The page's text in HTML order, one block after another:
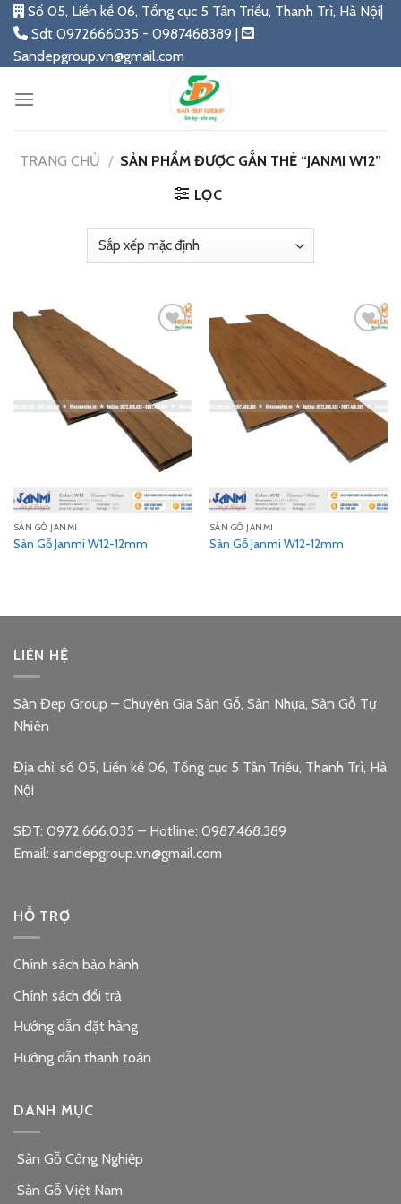
Skip
content
Số 05, Liền kề 06, Tổng cục 5 Tân Triều, Thanh Trì, Hà Nội|
Sdt 0972666035 - 0987468389 |
Sandepgroup.vn@gmail.com
TRANG CHỦ / SẢN PHẨM ĐƯỢC GẮN THẺ “JANMI W12”
LỌC
wishlist
SÀN GỖ JANMI
Sàn Gỗ Janmi W12-12mm
wishlist
SÀN GỖ JANMI
Sàn Gỗ Janmi W12-12mm
LIÊN HỆ
Sàn Đẹp Group – Chuyên Gia Sàn Gỗ, Sàn Nhựa, Sàn Gỗ Tự
Nhiên
Địa chỉ: số 05, Liền kề 06, Tổng cục 5 Tân Triều, Thanh Trì, Hà
Nội
SĐT: 0972.666.035 – Hotline: 0987.468.389
Email: sandepgroup.vn@gmail.com
HỖ TRỢ
Chính sách bảo hành
Chính sách đổi trả
Hướng dẫn đặt hàng
Hướng dẫn thanh toán
DANH MỤC
Sàn Gỗ Công Nghiệp
Sàn Gỗ Việt Nam